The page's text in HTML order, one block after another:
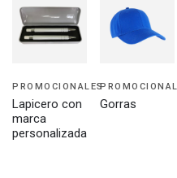
PROMOCIONALES
Lapicero con
marca
personalizada
Gorras